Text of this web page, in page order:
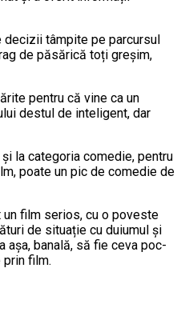
decizii tâmpite pe parcursul
de păsărică toți greșim,
pentru că vine ca un
destul de inteligent, dar
la categoria comedie, pentru
poate un pic de comedie de
un film serios, cu o poveste
de situație cu duiumul și
așa, banală, să fie ceva poc-
film.